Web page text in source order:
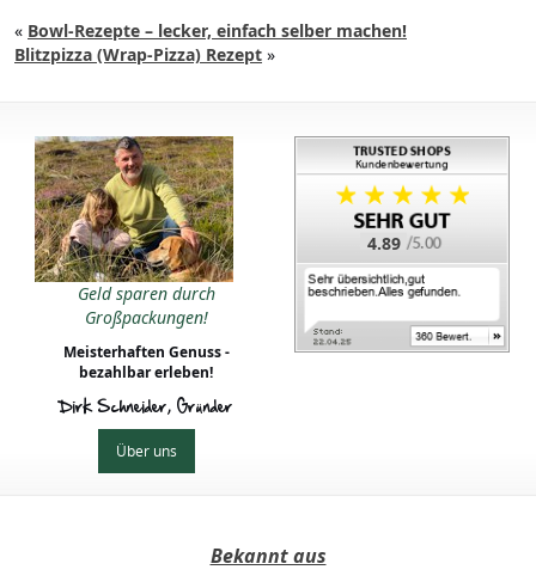
« Bowl-Rezepte – lecker, einfach selber machen!
Blitzpizza (Wrap-Pizza) Rezept »
Geld sparen durch
Großpackungen!
Meisterhaften Genuss -
bezahlbar erleben!
Dirk Schneider, Gründer
Über uns
4.89
Bekannt aus